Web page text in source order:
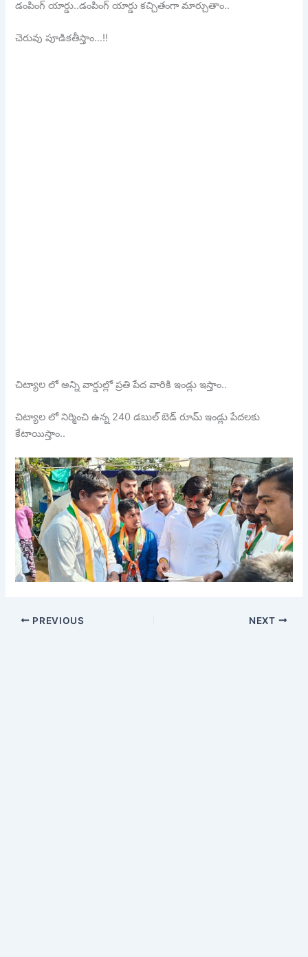
డంపింగ్ యార్డు..డంపింగ్ యార్డు కచ్చితంగా మార్చుతాం..
చెరువు పూడికతీస్తాం…!!
చిట్యాల లో అన్ని వార్డుల్లో ప్రతి పేద వారికి ఇండ్లు ఇస్తాం..
చిట్యాల లో నిర్మించి ఉన్న 240 డబుల్ బెడ్ రూమ్ ఇండ్లు పేదలకు
కేటాయిస్తాం..
PREVIOUS NEXT